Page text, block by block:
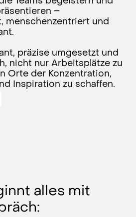
–
menschenzentriert und
präzise umgesetzt und
nicht nur Arbeitsplätze zu
Orte der Konzentration,
Inspiration zu schaffen.
alles mit